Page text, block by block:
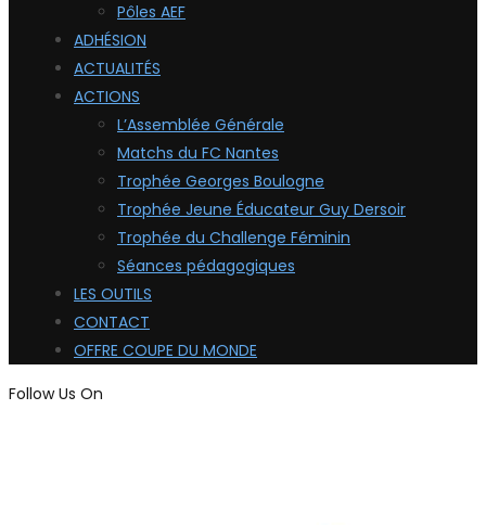
Pôles AEF
ADHÉSION
ACTUALITÉS
ACTIONS
L’Assemblée Générale
Matchs du FC Nantes
Trophée Georges Boulogne
Trophée Jeune Éducateur Guy Dersoir
Trophée du Challenge Féminin
Séances pédagogiques
LES OUTILS
CONTACT
OFFRE COUPE DU MONDE
Follow Us On